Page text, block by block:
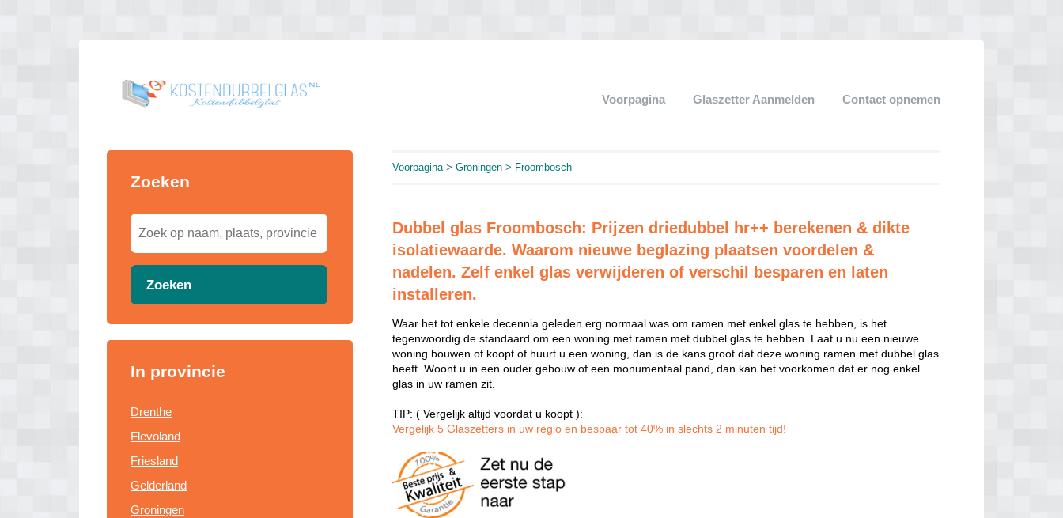
Voorpagina Glaszetter Aanmelden Contact opnemen
Zoeken
Zoeken
In provincie
Drenthe
Flevoland
Friesland
Gelderland
Groningen
Voorpagina>Groningen > Froombosch
Dubbel glas Froombosch: Prijzen driedubbel hr++ berekenen & dikte
isolatiewaarde. Waarom nieuwe beglazing plaatsen voordelen &
nadelen. Zelf enkel glas verwijderen of verschil besparen en laten
installeren.
Waar het tot enkele decennia geleden erg normaal was om ramen met enkel glas te hebben, is het
tegenwoordig de standaard om een woning met ramen met dubbel glas te hebben. Laat u nu een nieuwe
woning bouwen of koopt of huurt u een woning, dan is de kans groot dat deze woning ramen met dubbel glas
heeft. Woont u in een ouder gebouw of een monumentaal pand, dan kan het voorkomen dat er nog enkel
glas in uw ramen zit.
TIP: ( Vergelijk altijd voordat u koopt ):
Vergelijk 5 Glaszetters in uw regio en bespaar tot 40% in slechts 2 minuten tijd!